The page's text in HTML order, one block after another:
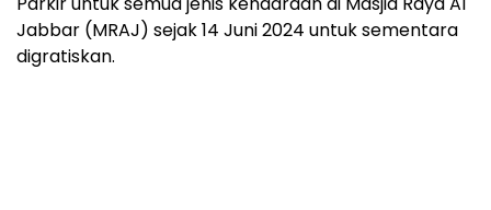
Jabbar (MRAJ) sejak 14 Juni 2024 untuk sementara
digratiskan.